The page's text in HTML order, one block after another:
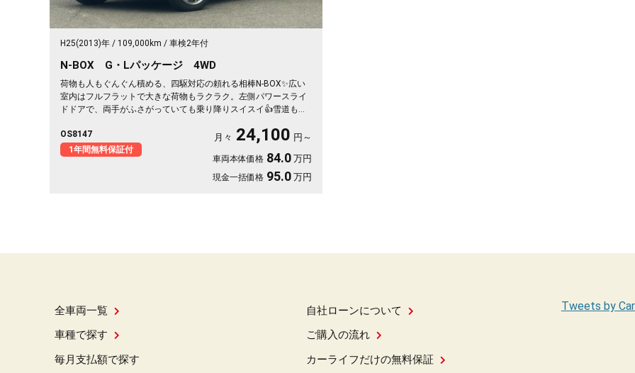
H25(2013)年 109,000km 車検2年付
N-BOX G・Lパッケージ 4WD
荷物も人もぐんぐん積める、四駆対応の頼れる相棒N-BOX✨広い
室内はフルフラットで大きな荷物もラクラク。左側パワースライ
ドドアで、両手がふさがっていても乗り降りスイスイ👍雪道も安
れます。プッシュスタートで毎日の発進もスマート🚗買い物帰り
や週末の遠出まで、暮らしの相棒にぴったり💫《1年保証付》で安
OS8147
1年間無料保証付
月々 24,100 円～
車両本体価格 84.0 万円
現金一括価格 95.0 万円
全車両一覧
車種で探す
毎月支払額で探す
自社ローンについて
ご購入の流れ
カーライフだけの無料保証
Tweets by